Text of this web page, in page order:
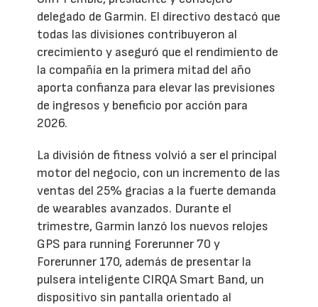
delegado de Garmin. El directivo destacó que
todas las divisiones contribuyeron al
crecimiento y aseguró que el rendimiento de
la compañía en la primera mitad del año
aporta confianza para elevar las previsiones
de ingresos y beneficio por acción para
2026.
La división de fitness volvió a ser el principal
motor del negocio, con un incremento de las
ventas del 25% gracias a la fuerte demanda
de wearables avanzados. Durante el
trimestre, Garmin lanzó los nuevos relojes
GPS para running Forerunner 70 y
Forerunner 170, además de presentar la
pulsera inteligente CIRQA Smart Band, un
dispositivo sin pantalla orientado al